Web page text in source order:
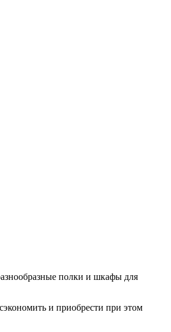
полки и шкафы для
и приобрести при этом